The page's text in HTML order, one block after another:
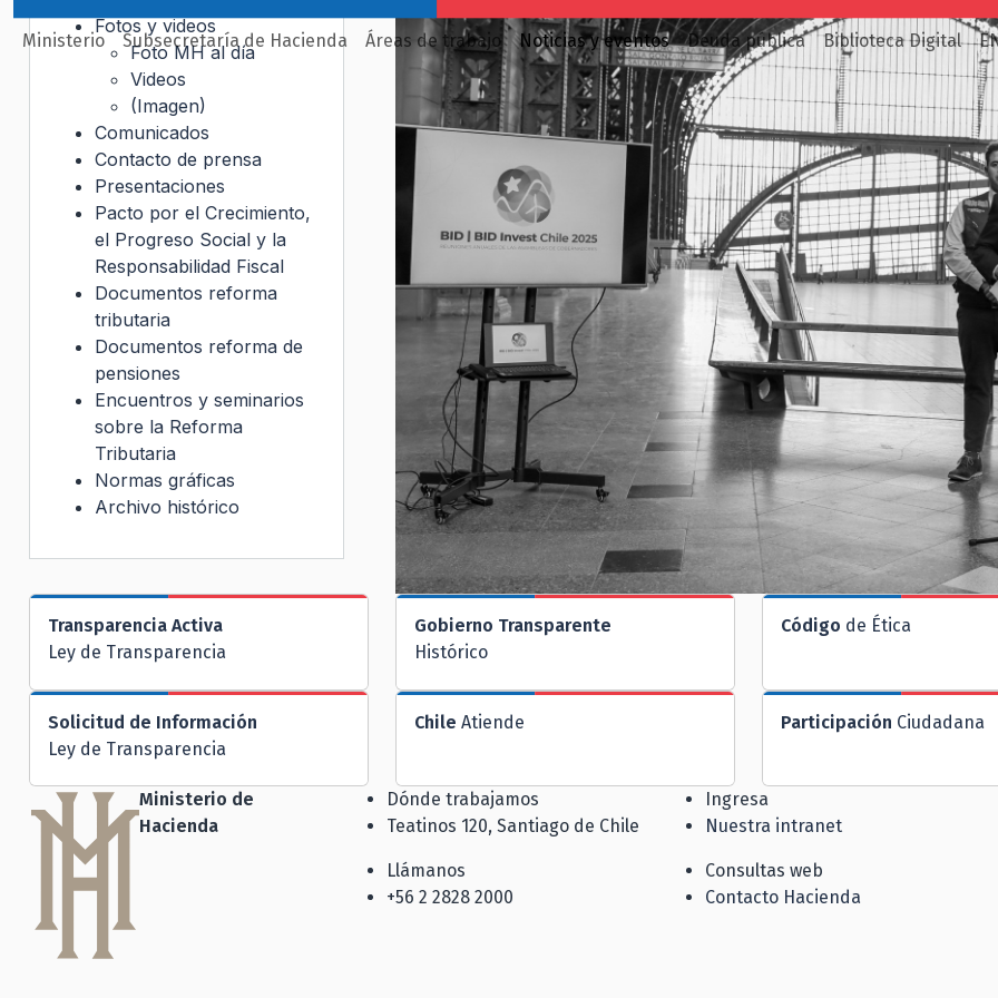
Ministerio Subsecretaría de Hacienda Áreas de trabajo Noticias y eventos Deuda pública Biblioteca Digital
Fotos y videos
Foto MH al día
Videos
(Imagen)
Comunicados
Contacto de prensa
Presentaciones
Pacto por el Crecimiento,
el Progreso Social y la
Responsabilidad Fiscal
Documentos reforma
tributaria
Documentos reforma de
pensiones
Encuentros y seminarios
sobre la Reforma
Tributaria
Normas gráficas
Archivo histórico
Transparencia Activa
Ley de Transparencia
Gobierno Transparente
Histórico
Código de Ética
Solicitud de Información
Ley de Transparencia
Chile Atiende Participación Ciudadana
Ministerio de
Hacienda
Dónde trabajamos
Teatinos 120, Santiago de Chile
Llámanos
+56 2 2828 2000
Ingresa
Nuestra intranet
Consultas web
Contacto Hacienda